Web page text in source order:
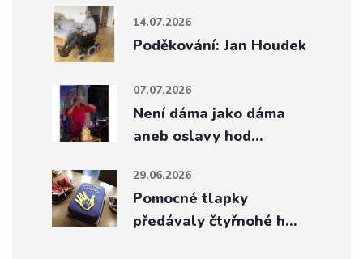
14.07.2026
Poděkování: Jan Houdek
07.07.2026
Není dáma jako dáma
aneb oslavy hod…
29.06.2026
Pomocné tlapky
předávaly čtyřnohé h…